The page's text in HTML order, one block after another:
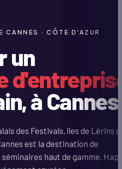
CANNES · CÔTE D'AZUR
un
à
des Festivals, îles de Lérins
est la destination de
haut de gamme.